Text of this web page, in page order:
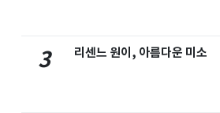
3 리센느 원이, 아름다운 미소